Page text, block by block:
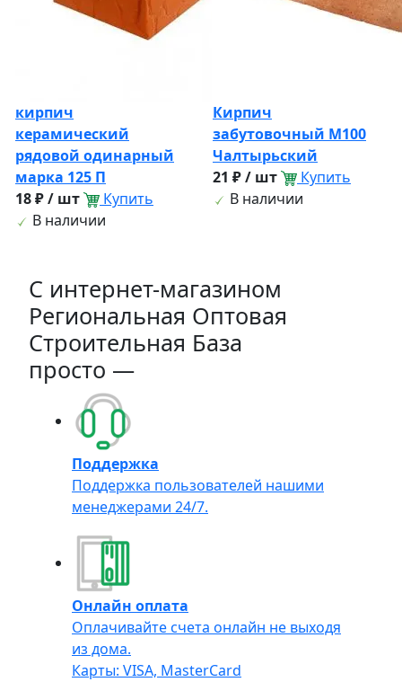
кирпич
керамический
рядовой одинарный
марка 125 П
18 ₽ / шт
Купить
В наличии
Кирпич
забутовочный М100
Чалтырьский
21 ₽ / шт
Купить
В наличии
C интернет-магазином
Региональная Оптовая
Строительная База
просто —
Поддержка
Поддержка пользователей нашими
менеджерами 24/7.
Онлайн оплата
Оплачивайте счета онлайн не выходя
из дома.
Карты: VISA, MasterCard